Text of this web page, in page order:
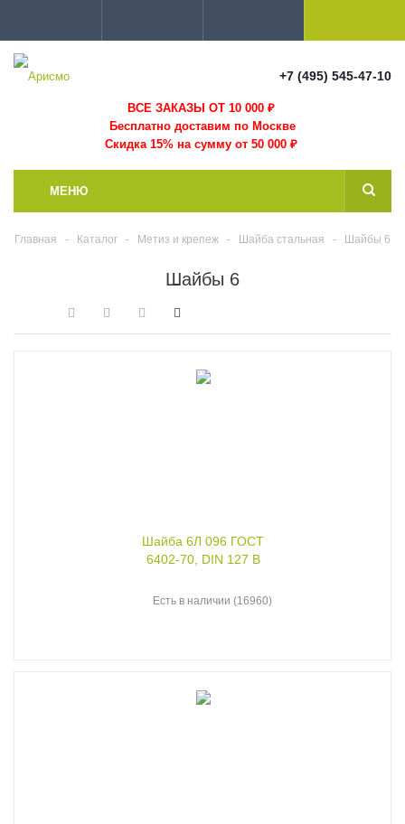
+7 (495) 545-47-10
ВСЕ ЗАКАЗЫ ОТ 10 000₽
Бесплатно доставим по Москве
Скидка 15% на сумму от 50 000 ₽
МЕНЮ
Главная - Каталог - Метиз и крепеж - Шайба стальная - Шайбы 6
Шайбы 6
Шайба 6Л 096 ГОСТ
6402-70, DIN 127 B
Есть в наличии (16960)